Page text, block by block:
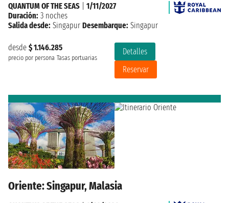
desde $ 1.146.285
precio por persona Tasas portuarias
Detalles
Reservar
QUANTUM OF THE SEAS
1/11/2027
Duración: 3 noches
Salida desde: Singapur Desembarque: Singapur
Oriente: Singapur, Malasia